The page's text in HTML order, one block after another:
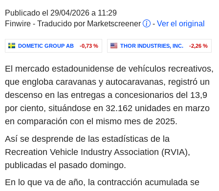
Publicado el 29/04/2026 a 11:29
Finwire - Traducido por Marketscreener
- Ver el original
DOMETIC GROUP AB -0,73 % THOR INDUSTRIES, INC. -2,26 %
El mercado estadounidense de vehículos recreativos,
que engloba caravanas y autocaravanas, registró un
descenso en las entregas a concesionarios del 13,9
por ciento, situándose en 32.162 unidades en marzo
en comparación con el mismo mes de 2025.
Así se desprende de las estadísticas de la
Recreation Vehicle Industry Association (RVIA),
publicadas el pasado domingo.
En lo que va de año, la contracción acumulada se